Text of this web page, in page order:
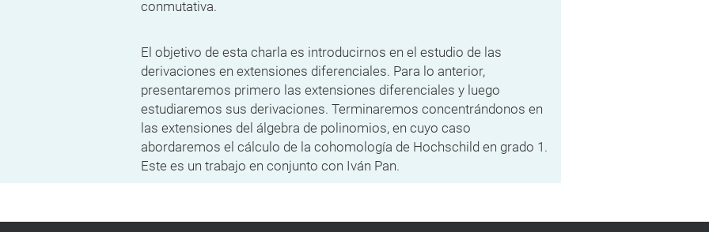
conmutativa.
El objetivo de esta charla es introducirnos en el estudio de las
derivaciones en extensiones diferenciales. Para lo anterior,
presentaremos primero las extensiones diferenciales y luego
estudiaremos sus derivaciones. Terminaremos concentrándonos en
las extensiones del álgebra de polinomios, en cuyo caso
abordaremos el cálculo de la cohomología de Hochschild en grado 1.
Este es un trabajo en conjunto con Iván Pan.